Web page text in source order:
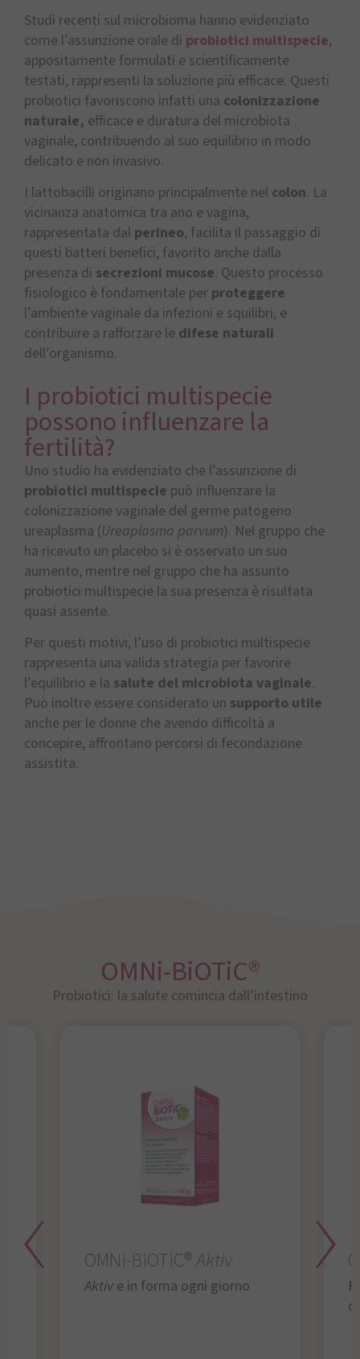
Studi recenti sul microbioma hanno evidenziato
come l’assunzione orale di probiotici multispecie,
appositamente formulati e scientificamente
testati, rappresenti la soluzione più efficace. Questi
probiotici favoriscono infatti una colonizzazione
naturale, efficace e duratura del microbiota
vaginale, contribuendo al suo equilibrio in modo
delicato e non invasivo.
I lattobacilli originano principalmente nel colon. La
vicinanza anatomica tra ano e vagina,
rappresentata dal perineo, facilita il passaggio di
questi batteri benefici, favorito anche dalla
presenza di secrezioni mucose. Questo processo
fisiologico è fondamentale per proteggere
l’ambiente vaginale da infezioni e squilibri, e
contribuire a rafforzare le difese naturali
dell’organismo.
I probiotici multispecie
possono influenzare la
fertilità?
Uno studio ha evidenziato che l’assunzione di
probiotici multispecie può influenzare la
colonizzazione vaginale del germe patogeno
ureaplasma (Ureaplasma parvum). Nel gruppo che
ha ricevuto un placebo si è osservato un suo
aumento, mentre nel gruppo che ha assunto
probiotici multispecie la sua presenza è risultata
quasi assente.
Per questi motivi, l’uso di probiotici multispecie
rappresenta una valida strategia per favorire
l’equilibrio e la salute del microbiota vaginale.
Può inoltre essere considerato un supporto utile
anche per le donne che avendo difficoltà a
concepire, affrontano percorsi di fecondazione
assistita.
OMNi-BiOTiC®
Probiotici: la salute comincia dall’intestino
OMNi-BiOTiC®Aktiv
Aktiv e in forma ogni giorno